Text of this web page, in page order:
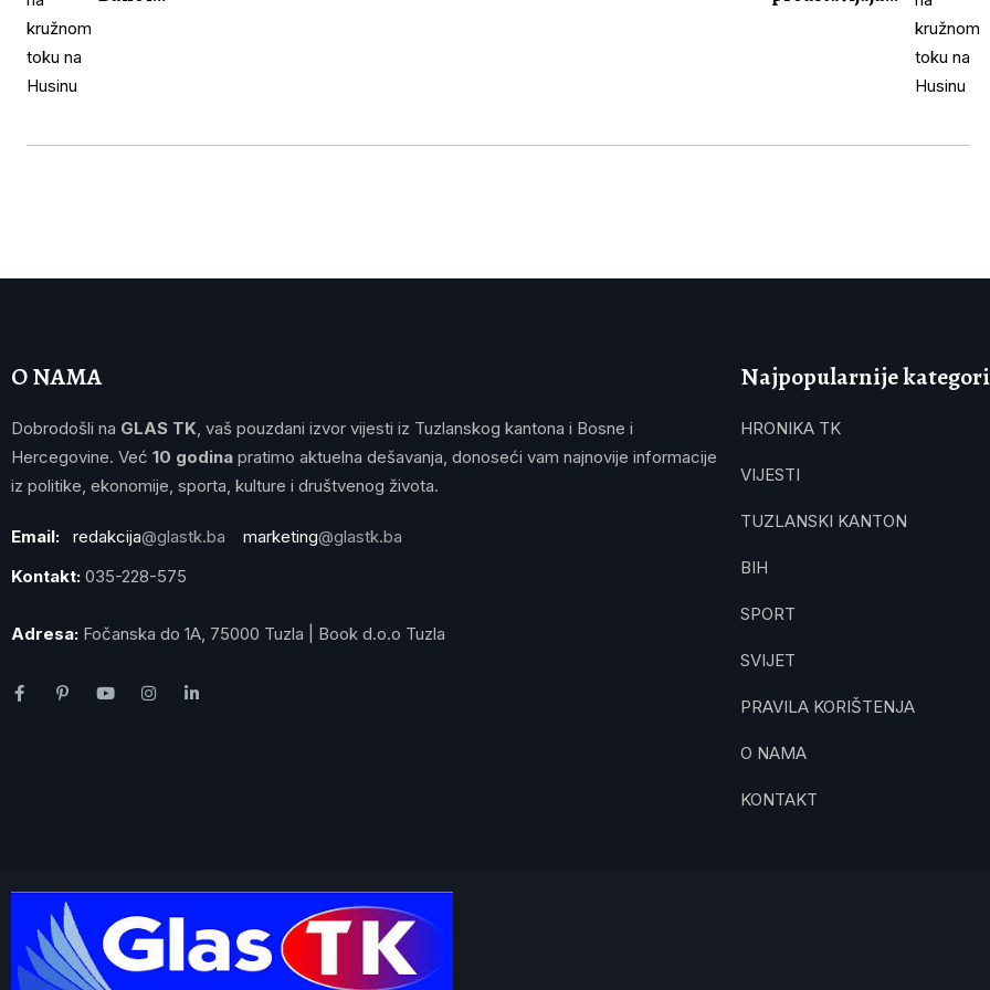
O NAMA
Dobrodošli na GLAS TK, vaš pouzdani izvor vijesti iz Tuzlanskog kantona i Bosne i
Hercegovine. Već 10 godina pratimo aktuelna dešavanja, donoseći vam najnovije informacije
iz politike, ekonomije, sporta, kulture i društvenog života.
Email: redakcija@glastk.ba marketing@glastk.ba
Kontakt: 035-228-575
Adresa: Fočanska do 1A, 75000 Tuzla | Book d.o.o Tuzla
Najpopularnije
HRONIKA TK
VIJESTI
TUZLANSKI KANTON
BIH
SPORT
SVIJET
PRAVILA KORIŠTENJA
O NAMA
KONTAKT